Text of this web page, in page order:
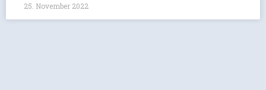
25. November 2022